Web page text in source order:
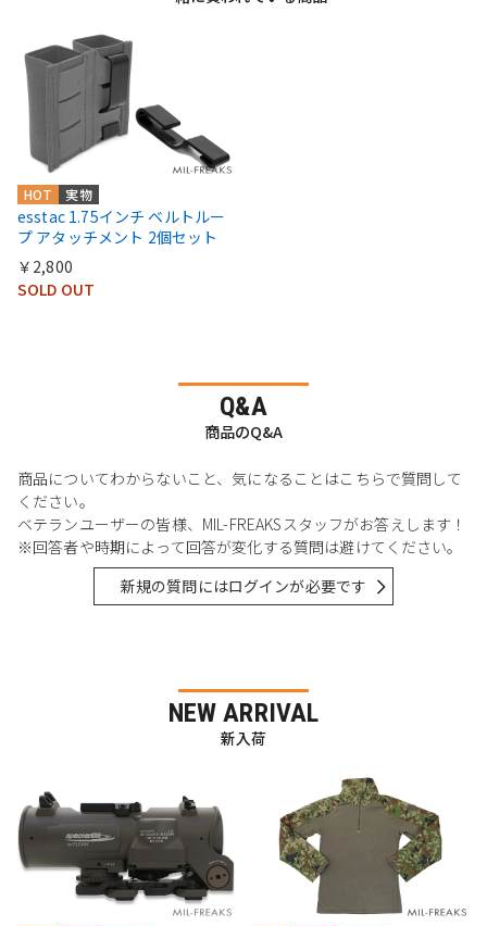
実物
HOT
esstac 1.75インチ ベルトルー
プ アタッチメント 2個セット
￥2,800
SOLD OUT
Q&A
商品のQ&A
商品についてわからないこと、気になることはこちらで質問して
ください。
ベテランユーザーの皆様、MIL-FREAKSスタッフがお答えします！
※回答者や時期によって回答が変化する質問は避けてください。
新規の質問にはログインが必要です
NEW ARRIVAL
新入荷